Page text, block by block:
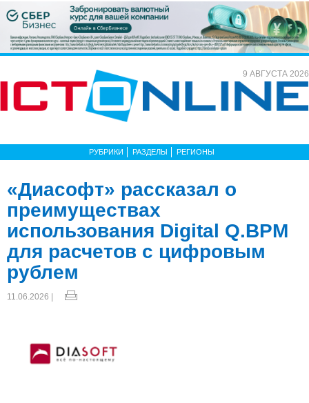
9 АВГУСТА 2026
РУБРИКИ РАЗДЕЛЫ РЕГИОНЫ
«Диасофт» рассказал о
преимуществах
использования Digital Q.BPM
для расчетов с цифровым
рублем
11.06.2026 |